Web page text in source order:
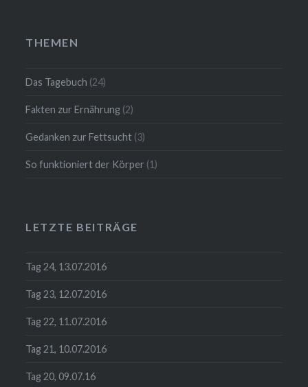
THEMEN
Das Tagebuch (24)
Fakten zur Ernährung (2)
Gedanken zur Fettsucht (3)
So funktioniert der Körper (1)
LETZTE BEITRÄGE
Tag 24, 13.07.2016
Tag 23, 12.07.2016
Tag 22, 11.07.2016
Tag 21, 10.07.2016
Tag 20, 09.07.16